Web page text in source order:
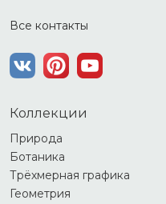
Все контакты
Коллекции
Природа
Ботаника
Трёхмерная графика
Геометрия